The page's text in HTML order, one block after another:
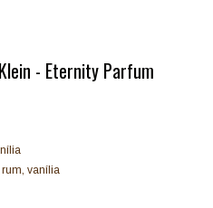
- Eternity Parfum
rum, vanília